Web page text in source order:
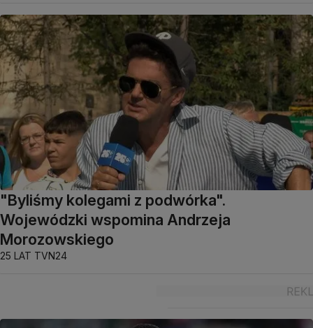
"Byliśmy kolegami z podwórka".
Wojewódzki wspomina Andrzeja
Morozowskiego
25 LAT TVN24